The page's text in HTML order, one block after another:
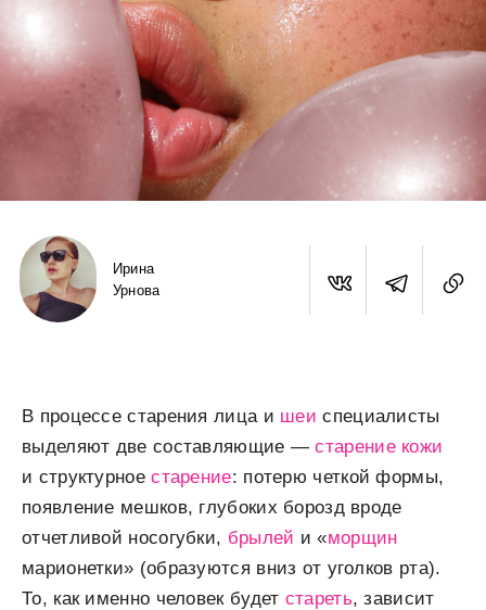
Ирина
Урнова
В процессе старения лица и шеи специалисты
выделяют две составляющие —старение кожи
и структурноестарение: потерю четкой формы,
появление мешков, глубоких борозд вроде
отчетливой носогубки, брылей и «морщин
марионетки» (образуются вниз от уголков рта).
То, как именно человек будет стареть, зависит